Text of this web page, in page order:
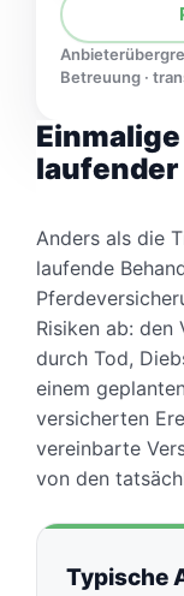
Betreuung ·
laufender
Anders als die
laufende
Risiken ab: den
durch Tod,
einem
versicherten
vereinbarte
von den
Typische